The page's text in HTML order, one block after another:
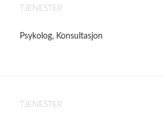
TJENESTER
Psykolog, Konsultasjon
TJENESTER